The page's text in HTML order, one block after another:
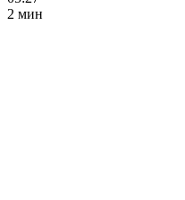
2 мин